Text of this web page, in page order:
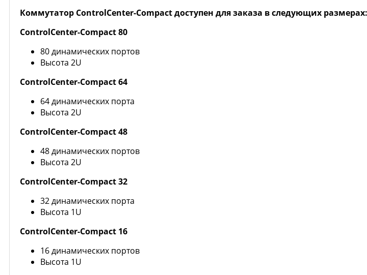
Коммутатор ControlCenter-Compact доступен для заказа в следующих размерах:
ControlCenter-Compact 80
80 динамических портов
Высота 2U
ControlCenter-Compact 64
64 динамических порта
Высота 2U
ControlCenter-Compact 48
48 динамических портов
Высота 2U
ControlCenter-Compact 32
32 динамических порта
Высота 1U
ControlCenter-Compact 16
16 динамических портов
Высота 1U